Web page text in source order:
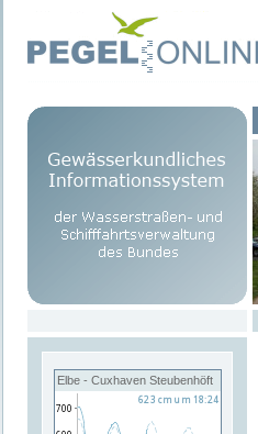
Elbe - Cuxhaven Steubenhöft